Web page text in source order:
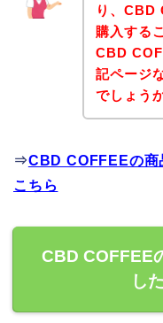
り、CBD
購入する
CBD
記ページ
でしょう
⇒CBD COFFEEの商
こちら
CBD COFFEE
し